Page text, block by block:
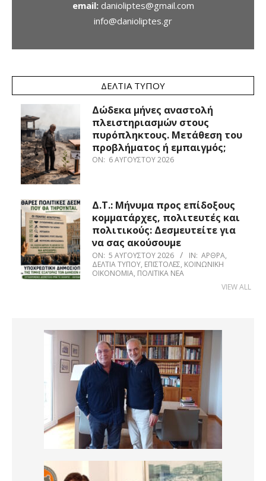
email: danioliptes@gmail.com
info@danioliptes.gr
ΔΕΛΤΊΑ ΤΎΠΟΥ
Δώδεκα μήνες αναστολή
πλειστηριασμών στους
πυρόπληκτους. Μετάθεση του
προβλήματος ή εμπαιγμός;
ON: 6 ΑΥΓΟΎΣΤΟΥ 2026
Δ.Τ.: Μήνυμα προς επίδοξους
κομματάρχες, πολιτευτές και
πολιτικούς: Δεσμευτείτε για
να σας ακούσουμε
ON: 5 ΑΥΓΟΎΣΤΟΥ 2026 IN: ΆΡΘΡΑ,
ΔΕΛΤΊΑ ΤΎΠΟΥ, ΕΠΙΣΤΟΛΈΣ, ΚΟΙΝΩΝΙΚΉ
ΟΙΚΟΝΟΜΊΑ, ΠΟΛΙΤΙΚΆ ΝΈΑ
VIEW ALL